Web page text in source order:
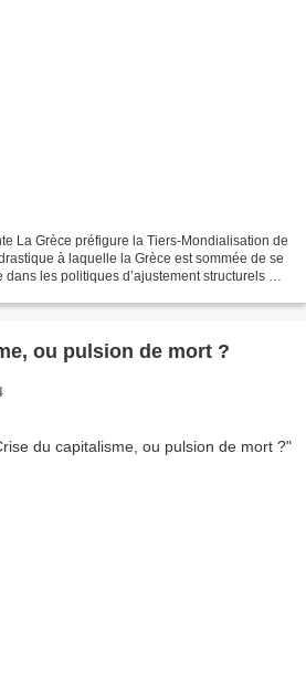
La Grèce préfigure la Tiers-Mondialisation de
à laquelle la Grèce est sommée de se
les politiques d’ajustement structurels qui
ou pulsion de mort ?